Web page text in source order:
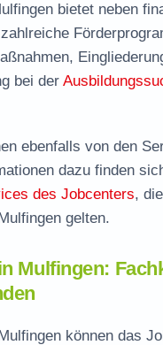
bietet neben
bei der
ebenfalls von den
dazu finden
des Jobcenters,
gelten.
Mulfingen:
können das